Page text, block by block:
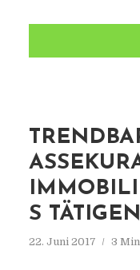
S TÄTIGEN
22. Juni 2017 3